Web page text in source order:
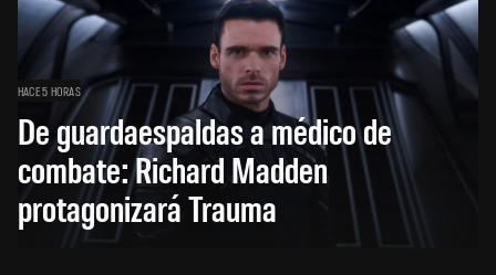
HACE 5 HORAS
De guardaespaldas a médico de
combate: Richard Madden
protagonizará Trauma